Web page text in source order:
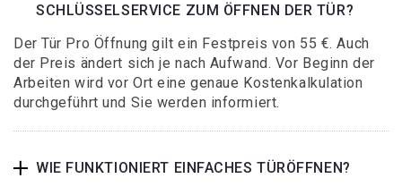
SCHLÜSSELSERVICE ZUM ÖFFNEN DER TÜR?
Der Tür Pro Öffnung gilt ein Festpreis von 55 €. Auch
der Preis ändert sich je nach Aufwand. Vor Beginn der
Arbeiten wird vor Ort eine genaue Kostenkalkulation
durchgeführt und Sie werden informiert.
WIE FUNKTIONIERT EINFACHES TÜRÖFFNEN?